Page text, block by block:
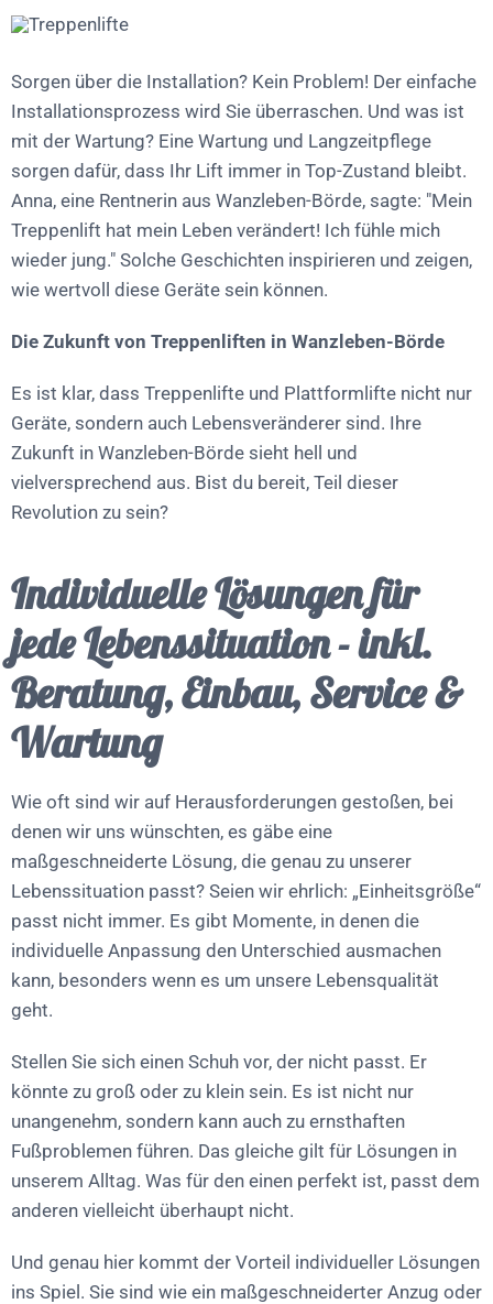
Sorgen über die Installation? Kein Problem! Der einfache
Installationsprozess wird Sie überraschen. Und was ist
mit der Wartung? Eine Wartung und Langzeitpflege
sorgen dafür, dass Ihr Lift immer in Top-Zustand bleibt.
Anna, eine Rentnerin aus Wanzleben-Börde, sagte: "Mein
Treppenlift hat mein Leben verändert! Ich fühle mich
wieder jung." Solche Geschichten inspirieren und zeigen,
wie wertvoll diese Geräte sein können.
Die Zukunft von Treppenliften in Wanzleben-Börde
Es ist klar, dass Treppenlifte und Plattformlifte nicht nur
Geräte, sondern auch Lebensveränderer sind. Ihre
Zukunft in Wanzleben-Börde sieht hell und
vielversprechend aus. Bist du bereit, Teil dieser
Revolution zu sein?
Individuelle Lösungen für
jede Lebenssituation - inkl.
Beratung, Einbau, Service &
Wartung
Wie oft sind wir auf Herausforderungen gestoßen, bei
denen wir uns wünschten, es gäbe eine
maßgeschneiderte Lösung, die genau zu unserer
Lebenssituation passt? Seien wir ehrlich: „Einheitsgröße“
passt nicht immer. Es gibt Momente, in denen die
individuelle Anpassung den Unterschied ausmachen
kann, besonders wenn es um unsere Lebensqualität
geht.
Stellen Sie sich einen Schuh vor, der nicht passt. Er
könnte zu groß oder zu klein sein. Es ist nicht nur
unangenehm, sondern kann auch zu ernsthaften
Fußproblemen führen. Das gleiche gilt für Lösungen in
unserem Alltag. Was für den einen perfekt ist, passt dem
anderen vielleicht überhaupt nicht.
Und genau hier kommt der Vorteil individueller Lösungen
ins Spiel. Sie sind wie ein maßgeschneiderter Anzug oder